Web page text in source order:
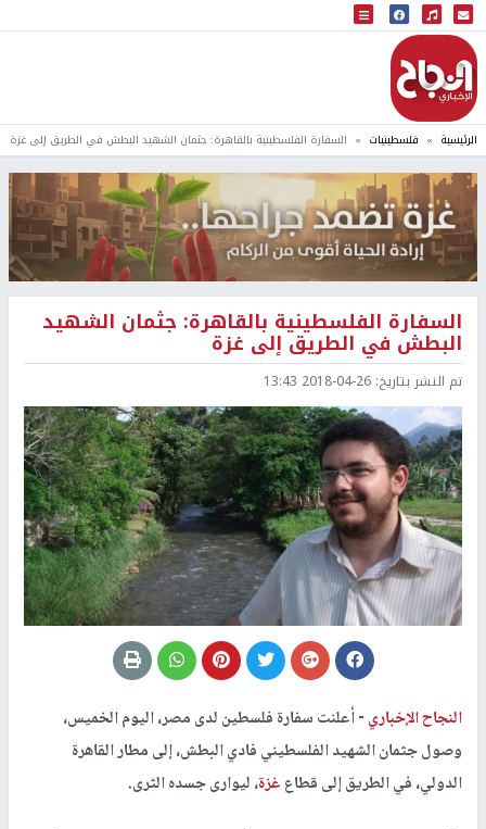
البث المباشر
إذاعة النجاح
الرئيسية فلسطينيات السفارة الفلسطينية بالقاهرة: جثمان الشهيد البطش في الطريق إلى غزة
السفارة الفلسطينية بالقاهرة: جثمان الشهيد
البطش في الطريق إلى غزة
تم النشر بتاريخ: 2018-04-26 13:43
النجاح الإخباري -أعلنت سفارة فلسطين لدى مصر، اليوم الخميس،
وصول جثمان الشهيد الفلسطيني فادي البطش، إلى مطار القاهرة
الدولي، في الطريق إلى قطاعغزة، ليوارى جسده الثرى.